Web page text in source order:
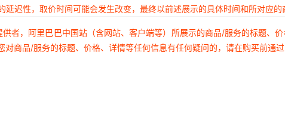
迟性，取价时间可能会发生改变，最终以前述展示的具体时间和所对应的
者，阿里巴巴中国站（含网站、客户端等）所展示的商品/服务的标题、
商品/服务的标题、价格、详情等任何信息有任何疑问的，请在购买前通